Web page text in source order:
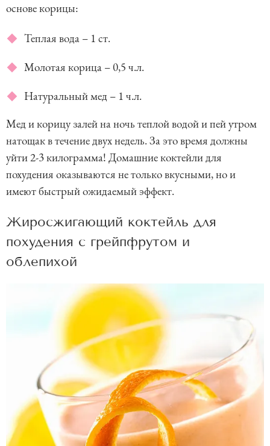
основе корицы:
Теплая вода – 1 ст.
Молотая корица – 0,5 ч.л.
Натуральный мед – 1 ч.л.
Мед и корицу залей на ночь теплой водой и пей утром
натощак в течение двух недель. За это время должны
уйти 2-3 килограмма! Домашние коктейли для
похудения оказываются не только вкусными, но и
имеют быстрый ожидаемый эффект.
Жиросжигающий коктейль для
похудения с грейпфрутом и
облепихой